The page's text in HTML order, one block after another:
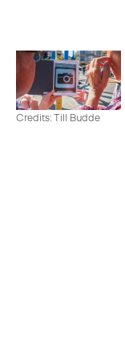
Credits: Till Budde